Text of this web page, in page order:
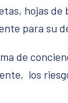
hojas
para su
de
los